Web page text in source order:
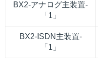
BX2-アナログ主装置-
「1」
BX2-ISDN主装置-
「1」